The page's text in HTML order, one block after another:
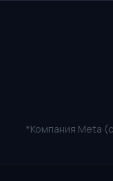
*Компания Meta